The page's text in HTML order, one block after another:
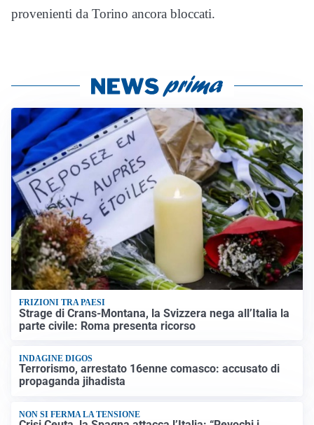
provenienti da Torino ancora bloccati.
FRIZIONI TRA PAESI
Strage di Crans-Montana, la Svizzera nega all’Italia la
parte civile: Roma presenta ricorso
INDAGINE DIGOS
Terrorismo, arrestato 16enne comasco: accusato di
propaganda jihadista
NON SI FERMA LA TENSIONE